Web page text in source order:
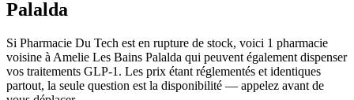
Palalda
Si Pharmacie Du Tech est en rupture de stock, voici 1 pharmacie
voisine à Amelie Les Bains Palalda qui peuvent également dispenser
vos traitements GLP-1. Les prix étant réglementés et identiques
partout, la seule question est la disponibilité — appelez avant de